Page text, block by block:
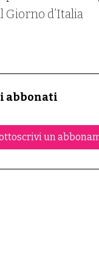
Giorno d’Italia
abbonati
un